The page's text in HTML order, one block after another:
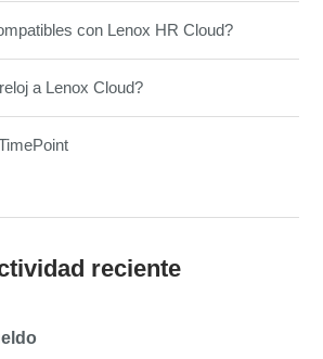
con Lenox HR Cloud?
a Lenox Cloud?
reciente